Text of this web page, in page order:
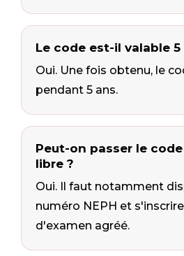
Le code est-il valable 5
Oui. Une fois obtenu, le
pendant 5 ans.
Peut-on passer le
libre ?
Oui. Il faut notamment
numéro NEPH et
d'examen agréé.